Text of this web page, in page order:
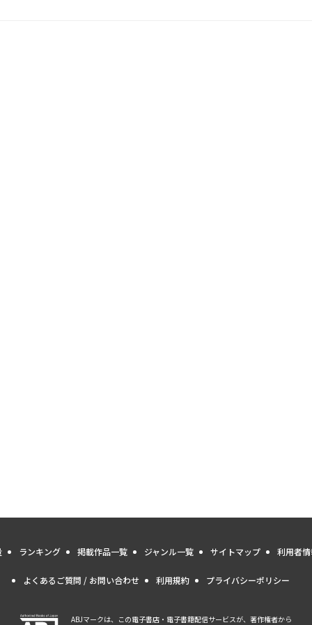
ランキング 掲載作品一覧 ジャンル一覧 サイトマップ 利用者
よくあるご質問 / お問い合わせ 利用規約 プライバシーポリシー
ABJマークは、この電子書店・電子書籍配信サービスが、著作権者から